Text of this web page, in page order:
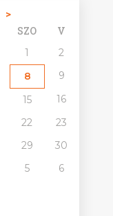
>
SZO V
1
2
8
9
15
16
22
23
29
30
5 6